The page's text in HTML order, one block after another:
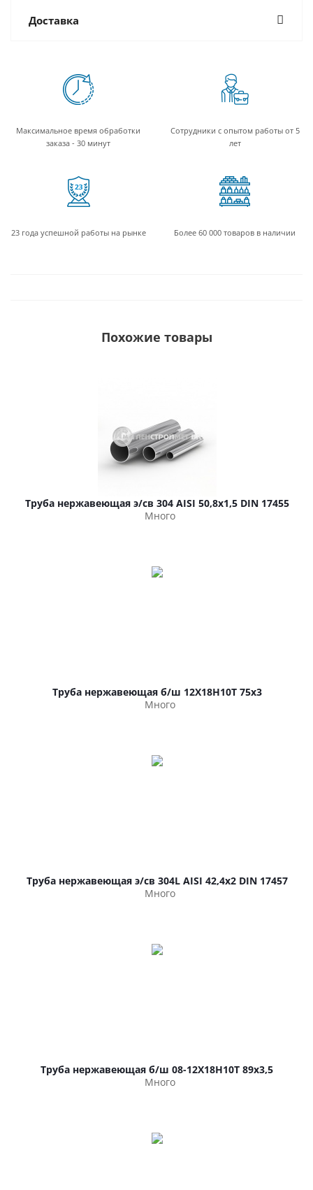
Доставка
Максимальное время обработки
заказа - 30 минут
Сотрудники с опытом работы от 5
лет
23 года успешной работы на рынке Более 60 000 товаров в наличии
Похожие товары
Труба нержавеющая э/св 304 AISI 50,8х1,5 DIN 17455
Много
Труба нержавеющая б/ш 12Х18Н10Т 75х3
Много
Труба нержавеющая э/св 304L AISI 42,4х2 DIN 17457
Много
Труба нержавеющая б/ш 08-12Х18Н10Т 89х3,5
Много